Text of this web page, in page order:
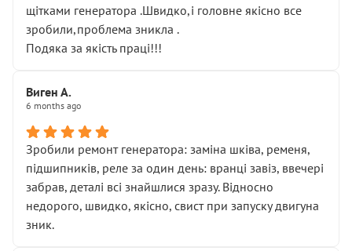
щітками генератора .Швидко,і головне якісно все
зробили,проблема зникла .
Подяка за якість праці!!!
Виген А.
6 months ago
Зробили ремонт генератора: заміна шківа, ременя,
підшипників, реле за один день: вранці завіз, ввечері
забрав, деталі всі знайшлися зразу. Відносно
недорого, швидко, якісно, свист при запуску двигуна
зник.